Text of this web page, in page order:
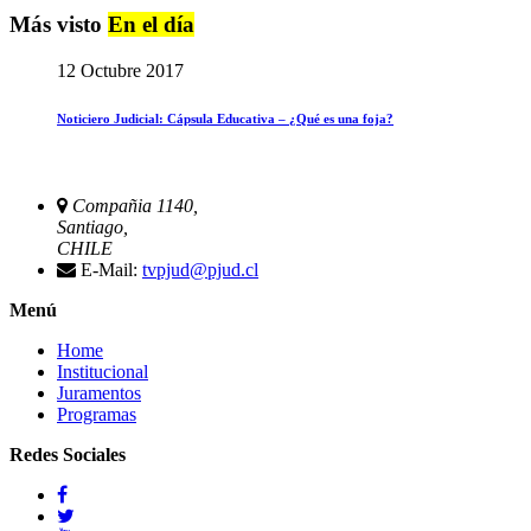
Más visto En el día
12 Octubre 2017
Noticiero Judicial: Cápsula Educativa – ¿Qué es una foja?
Compañia 1140,
Santiago,
CHILE
E-Mail: tvpjud@pjud.cl
Menú
Home
Institucional
Juramentos
Programas
Redes Sociales